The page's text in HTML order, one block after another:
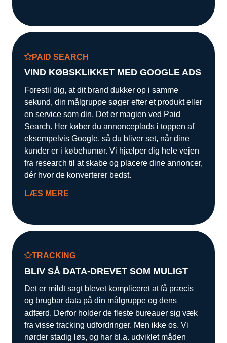
PAID SEARCH
VIND KØBSKLIKKET MED GOOGLE ADS
Forestil dig, at dit brand dukker op i samme
sekund, din målgruppe søger efter et produkt eller
en service som din. Det er magien ved Paid
Search. Her køber du annonceplads i toppen af
eksempelvis Google, så du bliver set, når dine
kunder er i købehumør. Vi hjælper dig hele vejen
fra research til at skabe og placere dine annoncer,
dér hvor de konverterer bedst.
LÆS MERE
TRACKING
BLIV SÅ DATA-DREVET SOM MULIGT
Det er mildt sagt blevet kompliceret at få præcis
og brugbar data på din målgruppe og dens
adfærd. Derfor holder de fleste bureauer sig væk
fra visse tracking udfordringer. Men ikke os. Vi
nørder stadig løs, og har bl.a. udviklet måden